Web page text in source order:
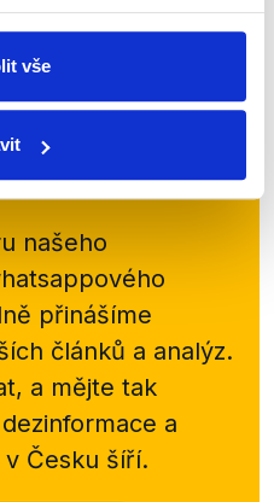
vše
představil své...
našeho
přinášíme
článků a analýz.
a mějte tak
a
Česku šíří.